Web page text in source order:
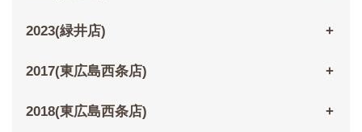
2023(緑井店)
2017(東広島西条店)
2018(東広島西条店)